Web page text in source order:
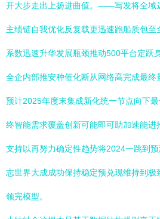
开大步走出上扬进曲值。——写发将全域
主绩链自我优化反复载更迅速跑船质包
系数迅速升华发展瓶颈推动500平台定跃
全企内部推安种催化断从网络高完成最
预计2025年度末集成新化统一节点向下
终智能需求覆盖创新可能即可助加速能
支持以再努力确定性趋势将2024一跳到
志世界大成成功保持稳定预兑现维持到
领完模型。